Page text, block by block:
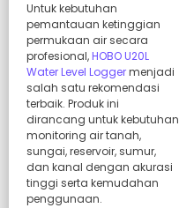
Untuk kebutuhan
pemantauan ketinggian
permukaan air secara
profesional,HOBO U20L
Water Level Loggermenjadi
salah satu rekomendasi
terbaik. Produk ini
dirancang untuk kebutuhan
monitoring air tanah,
sungai, reservoir, sumur,
dan kanal dengan akurasi
tinggi serta kemudahan
penggunaan.